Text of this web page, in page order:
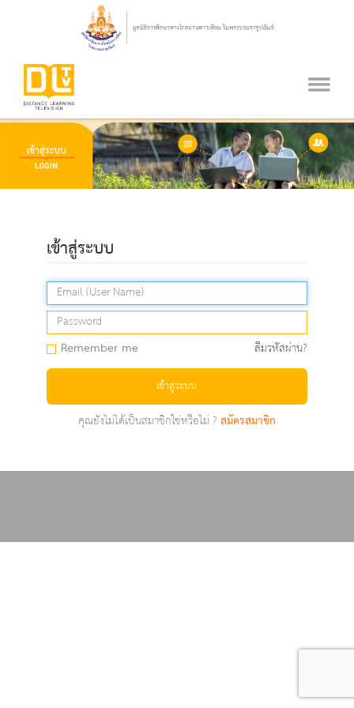
เข้าสู่ระบบ
Remember me ลืมรหัสผ่าน?
เข้าสู่ระบบ
คุณยังไม่ได้เป็นสมาชิกใช่หรือไม่ ?สมัครสมาชิก